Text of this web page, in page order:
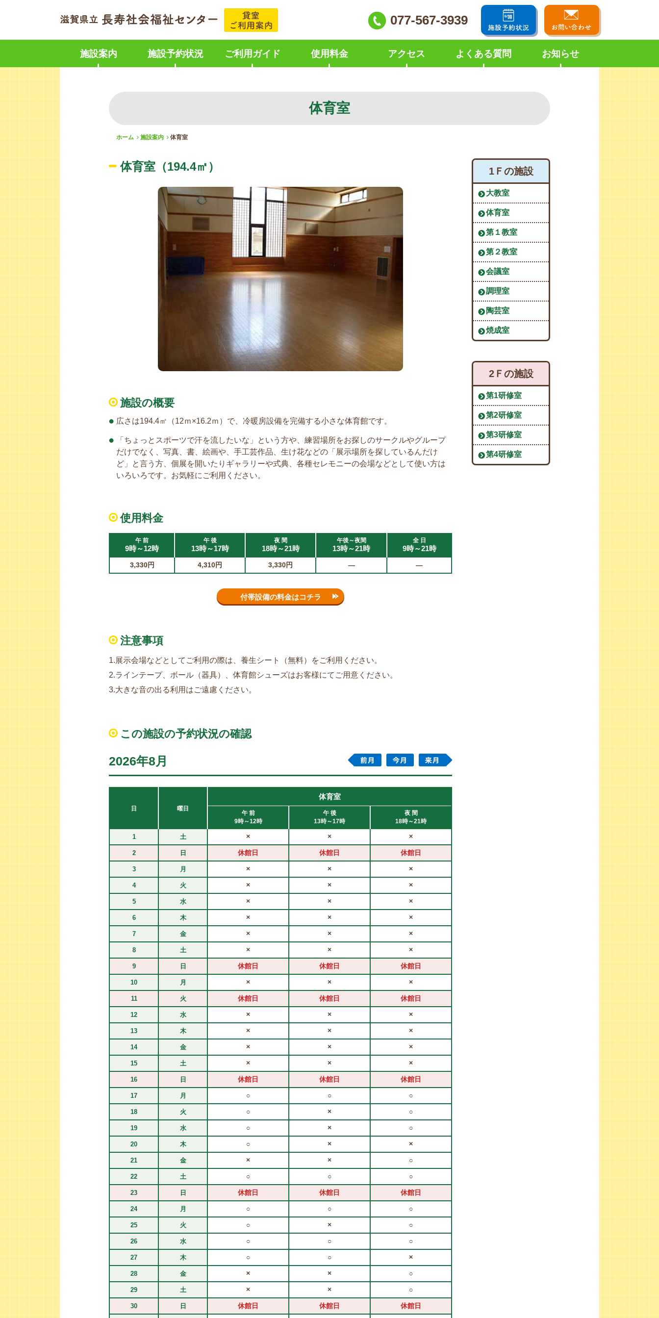
077-567-3939
施設案内 施設予約状況 ご利用ガイド 使用料金 アクセス よくある質問 お知らせ
体育室
ホーム 施設案内 体育室
体育室（194.4㎡）
施設の概要
広さは194.4㎡（12ｍ×16.2ｍ）で、冷暖房設備を完備する小さな体育館です。
「ちょっとスポーツで汗を流したいな」という方や、練習場所をお探しのサークルやグループ
だけでなく、写真、書、絵画や、手工芸作品、生け花などの「展示場所を探しているんだけ
ど」と言う方、個展を開いたりギャラリーや式典、各種セレモニーの会場などとして使い方は
いろいろです。お気軽にご利用ください。
使用料金
午 前
9時～12時
午 後
13時～17時
夜 間
18時～21時
午後～夜間
13時～21時
全 日
9時～21時
3,330円 4,310円 3,330円 — —
付帯設備の料金はコチラ
注意事項
1.展示会場などとしてご利用の際は、養生シート（無料）をご利用ください。
2.ラインテープ、ボール（器具）、体育館シューズはお客様にてご用意ください。
3.大きな音の出る利用はご遠慮ください。
この施設の予約状況の確認
2026年8月
日 曜日
体育室
午 前
9時～12時
午 後
13時～17時
夜 間
18時～21時
1 土 × × ×
2 日 休館日 休館日 休館日
3 月 × × ×
4 火 × × ×
5 水 × × ×
6 木 × × ×
7 金 × × ×
8 土 × × ×
9 日 休館日 休館日 休館日
10 月 × × ×
11 火 休館日 休館日 休館日
12 水 × × ×
13 木 × × ×
14 金 × × ×
15 土 × × ×
16 日 休館日 休館日 休館日
17 月 ○ ○ ○
18 火 ○ × ○
19 水 ○ × ○
20 木 ○ × ×
21 金 × × ○
22 土 ○ ○ ○
23 日 休館日 休館日 休館日
24 月 ○ ○ ○
25 火 ○ × ○
26 水 ○ ○ ○
27 木 ○ ○ ×
28 金 × × ○
29 土 × × ○
30 日 休館日 休館日 休館日
1Ｆの施設
大教室
体育室
第１教室
第２教室
会議室
調理室
陶芸室
焼成室
2Ｆの施設
第1研修室
第2研修室
第3研修室
第4研修室